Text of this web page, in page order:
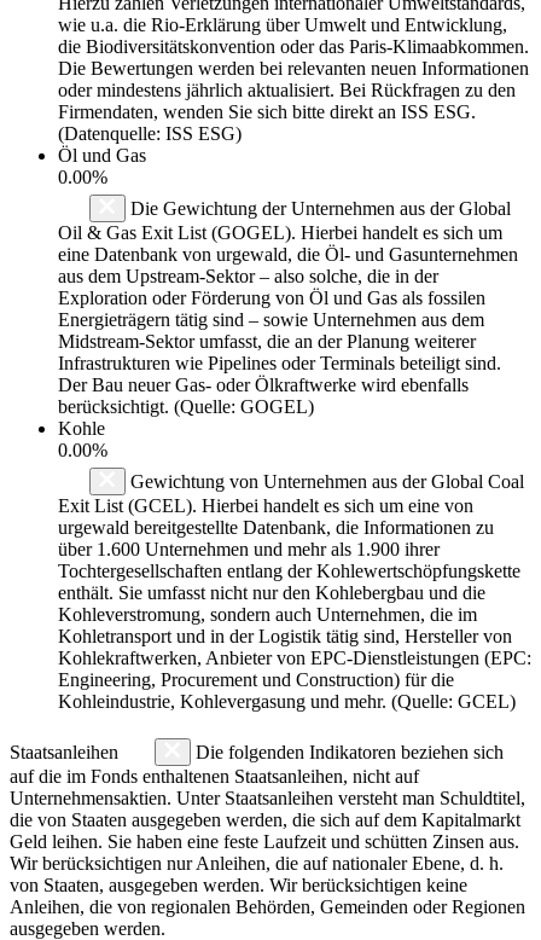
wie u.a. die Rio-Erklärung über Umwelt und Entwicklung,
die Biodiversitätskonvention oder das Paris-Klimaabkommen.
Die Bewertungen werden bei relevanten neuen Informationen
oder mindestens jährlich aktualisiert. Bei Rückfragen zu den
Firmendaten, wenden Sie sich bitte direkt an ISS ESG.
(Datenquelle: ISS ESG)
Öl und Gas
0.00%
Die Gewichtung der Unternehmen aus der Global
Oil & Gas Exit List (GOGEL). Hierbei handelt es sich um
eine Datenbank von urgewald, die Öl- und Gasunternehmen
aus dem Upstream-Sektor – also solche, die in der
Exploration oder Förderung von Öl und Gas als fossilen
Energieträgern tätig sind – sowie Unternehmen aus dem
Midstream-Sektor umfasst, die an der Planung weiterer
Infrastrukturen wie Pipelines oder Terminals beteiligt sind.
Der Bau neuer Gas- oder Ölkraftwerke wird ebenfalls
berücksichtigt. (Quelle: GOGEL)
Kohle
0.00%
Gewichtung von Unternehmen aus der Global Coal
Exit List (GCEL). Hierbei handelt es sich um eine von
urgewald bereitgestellte Datenbank, die Informationen zu
über 1.600 Unternehmen und mehr als 1.900 ihrer
Tochtergesellschaften entlang der Kohlewertschöpfungskette
enthält. Sie umfasst nicht nur den Kohlebergbau und die
Kohleverstromung, sondern auch Unternehmen, die im
Kohletransport und in der Logistik tätig sind, Hersteller von
Kohlekraftwerken, Anbieter von EPC-Dienstleistungen (EPC:
Engineering, Procurement und Construction) für die
Kohleindustrie, Kohlevergasung und mehr. (Quelle: GCEL)
Staatsanleihen
Die folgenden Indikatoren beziehen sich
auf die im Fonds enthaltenen Staatsanleihen, nicht auf
Unternehmensaktien. Unter Staatsanleihen versteht man Schuldtitel,
die von Staaten ausgegeben werden, die sich auf dem Kapitalmarkt
Geld leihen. Sie haben eine feste Laufzeit und schütten Zinsen aus.
Wir berücksichtigen nur Anleihen, die auf nationaler Ebene, d. h.
von Staaten, ausgegeben werden. Wir berücksichtigen keine
Anleihen, die von regionalen Behörden, Gemeinden oder Regionen
ausgegeben werden.